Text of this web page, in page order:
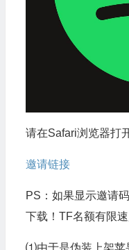
请在Safari浏览器打
邀请链接
PS：如果显示邀请
下载！TF名额有限
⑴由于是伪装上架苹